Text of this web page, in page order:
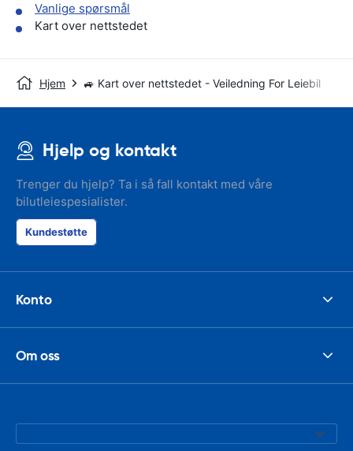
Vanlige spørsmål
Kart over nettstedet
Hjem 🚙 Kart over nettstedet - Veiledning For Leiebil
Hjelp og kontakt
Trenger du hjelp? Ta i så fall kontakt med våre
bilutleiespesialister.
Kundestøtte
Konto
Om oss